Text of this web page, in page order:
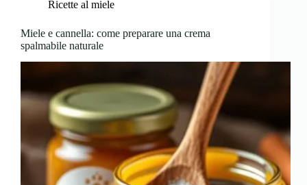
Ricette al miele
Miele e cannella: come preparare una crema
spalmabile naturale